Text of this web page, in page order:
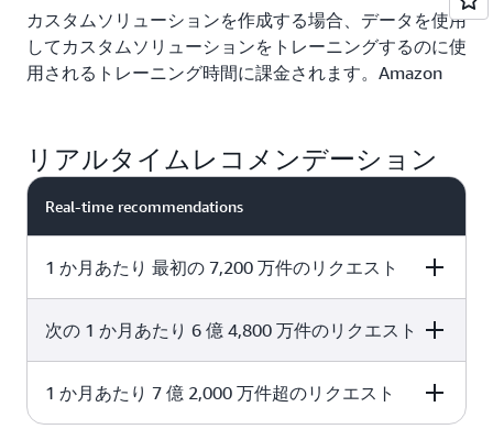
カスタムソリューションを作成する場合、データを使用
してカスタムソリューションをトレーニングするのに使
用されるトレーニング時間に課金されます。Amazon
Personalize は、使用されたインスタンスに基づいてト
レーニング時間を計算するため、課金されるトレーニン
グ時間数は、トレーニング中の時計で計測された時間よ
り長くなる場合があります。
トレーニング費用:トレーニング時間あたり 0.24 USD
レコメンデーション (推論)
リアルタイムレコメンデーション
リアルタイムレコメンデーションの場合、レスポンスで
リアルタイムレコメンデーション
Real-time recommendations
1 か月あたり 最初の 7,200 万件のリクエスト
Price per 1,000 recommendation requests
0.0556 USD
次の 1 か月あたり 6 億 4,800 万件のリクエスト
Price per 1,000 recommendation requests
1 か月あたり 7 億 2,000 万件超のリクエスト